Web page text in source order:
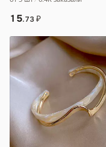
15.73₽